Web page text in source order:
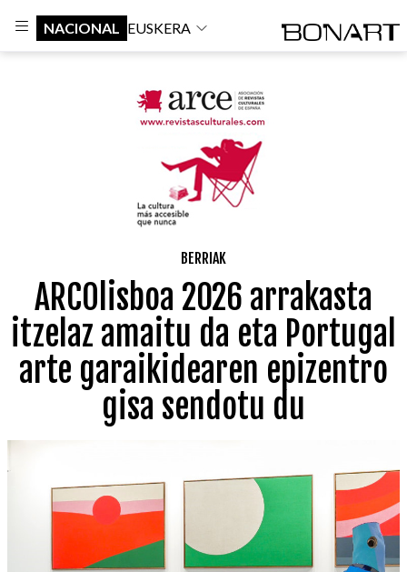
NACIONAL EUSKERA
BERRIAK
ARCOlisboa 2026 arrakasta
itzelaz amaitu da eta Portugal
arte garaikidearen epizentro
gisa sendotu du